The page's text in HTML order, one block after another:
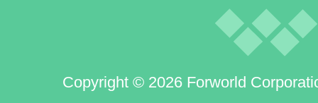
Copyright © 2026 Forworld